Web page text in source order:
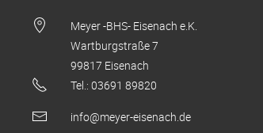
Meyer -BHS- Eisenach e.K.
Wartburgstraße 7
99817 Eisenach
Tel.: 03691 89820
info@meyer-eisenach.de